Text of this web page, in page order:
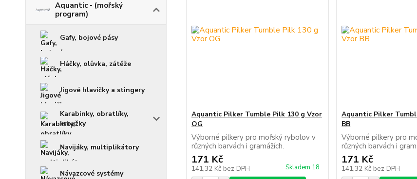
Aquantic - (mořský
program)
Gafy, bojové pásy
Háčky, olůvka, zátěže
Jigové hlavičky a stingery
Karabinky, obratlíky,
kroužky
Navijáky, multiplikátory
Návazcové systémy
Aquantic Pilker Tumble Pilk 130 g Vzor
OG
Výborné pilkery pro mořský rybolov v
různých barvách i gramážích.
171 Kč
141,32 Kč bez DPH Skladem 18
Aquantic Pilker
BB
Výborné pilkery pro
různých barvách i
171 Kč
141,32 Kč bez DPH